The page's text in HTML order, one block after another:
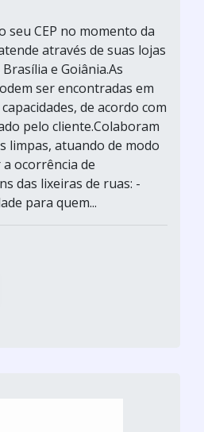
seu CEP no momento da
através de suas lojas
e Goiânia.As
ser encontradas em
de acordo com
pelo cliente.Colaboram
limpas, atuando de modo
ocorrência de
das lixeiras de ruas: -
para quem...